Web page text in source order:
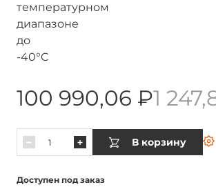
100 990,06 ₽1
В корзину
Доступен под заказ